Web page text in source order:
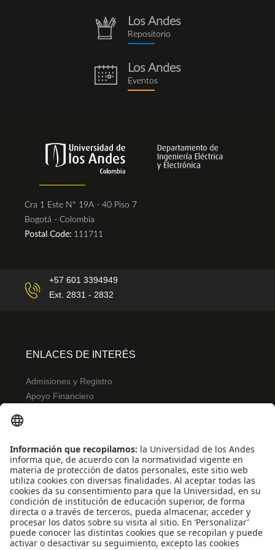
repositorio.png
Los Andes
Repositorio
eventos.png
Los Andes
Eventos
Cra 1 Este N° 19A - 40 Piso 7
Bogotá - Colombia
Postal Code: 111711
+57 601 3394949
Ext. 2831 - 2832
ENLACES DE INTERÉS
Admisiones y Registro
Apoyo Financiero
INFORMACIÓN PARA
Profesores
Administrativos
Egresados